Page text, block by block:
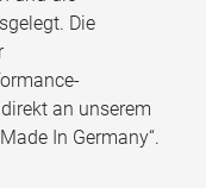
Die
an unserem
In Germany“.